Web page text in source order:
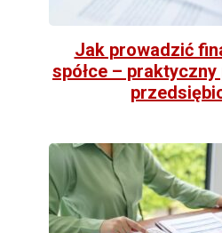
Jak prowadzić
spółce –